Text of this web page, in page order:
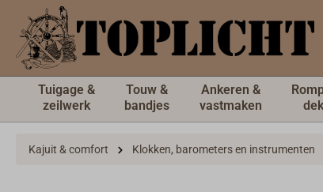
hoofdinhoud
Tuigage &
zeilwerk
Touw &
bandjes
Ankeren &
vastmaken
dek
Kajuit & comfort Klokken, barometers en instrumenten